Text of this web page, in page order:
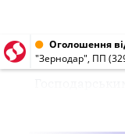
"Зернодар", ПП